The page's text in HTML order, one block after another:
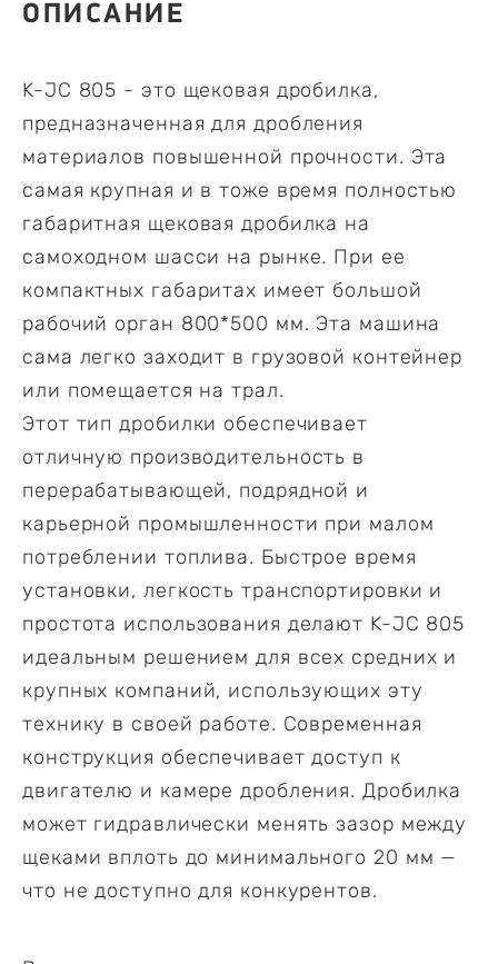
ОПИСАНИЕ
K-JC 805 - это щековая дробилка,
предназначенная для дробления
материалов повышенной прочности. Эта
самая крупная и в тоже время полностью
габаритная щековая дробилка на
самоходном шасси на рынке. При ее
компактных габаритах имеет большой
рабочий орган 800*500 мм. Эта машина
сама легко заходит в грузовой контейнер
или помещается на трал.
Этот тип дробилки обеспечивает
отличную производительность в
перерабатывающей, подрядной и
карьерной промышленности при малом
потреблении топлива. Быстрое время
установки, легкость транспортировки и
простота использования делают K-JC 805
идеальным решением для всех средних и
крупных компаний, использующих эту
технику в своей работе. Современная
конструкция обеспечивает доступ к
двигателю и камере дробления. Дробилка
может гидравлически менять зазор между
щеками вплоть до минимального 20 мм —
что не доступно для конкурентов.